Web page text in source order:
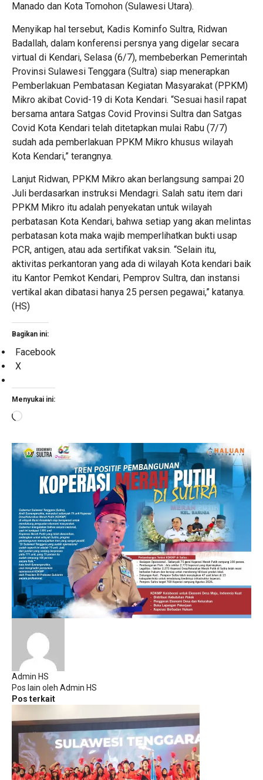
Manado dan Kota Tomohon (Sulawesi Utara).
Menyikap hal tersebut, Kadis Kominfo Sultra, Ridwan
Badallah, dalam konferensi persnya yang digelar secara
virtual di Kendari, Selasa (6/7), membeberkan Pemerintah
Provinsi Sulawesi Tenggara (Sultra) siap menerapkan
Pemberlakuan Pembatasan Kegiatan Masyarakat (PPKM)
Mikro akibat Covid-19 di Kota Kendari. “Sesuai hasil rapat
bersama antara Satgas Covid Provinsi Sultra dan Satgas
Covid Kota Kendari telah ditetapkan mulai Rabu (7/7)
sudah ada pemberlakuan PPKM Mikro khusus wilayah
Kota Kendari,” terangnya.
Lanjut Ridwan, PPKM Mikro akan berlangsung sampai 20
Juli berdasarkan instruksi Mendagri. Salah satu item dari
PPKM Mikro itu adalah penyekatan untuk wilayah
perbatasan Kota Kendari, bahwa setiap yang akan melintas
perbatasan kota maka wajib memperlihatkan bukti usap
PCR, antigen, atau ada sertifikat vaksin. “Selain itu,
aktivitas perkantoran yang ada di wilayah Kota kendari baik
itu Kantor Pemkot Kendari, Pemprov Sultra, dan instansi
vertikal akan dibatasi hanya 25 persen pegawai,” katanya.
(HS)
Bagikan ini:
Facebook
X
Menyukai ini:
Memuat...
Admin HS
Pos lain oleh Admin HS
Pos terkait